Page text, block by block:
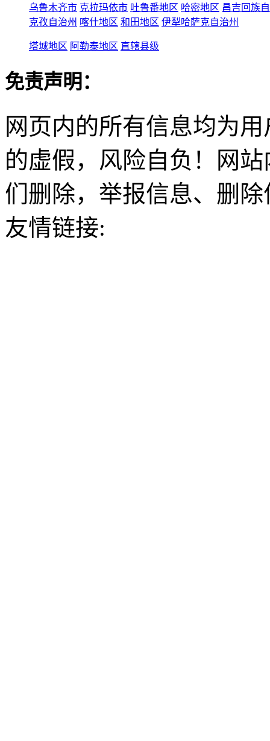
乌鲁木齐市 克拉玛依市 吐鲁番地区 哈密地区 昌吉回族
克孜自治州 喀什地区 和田地区 伊犁哈萨克自治州
塔城地区 阿勒泰地区 直辖县级
免责声明：
网页内的所有信息均为
的虚假，风险自负！网
们删除，举报信息、删
友情链接: